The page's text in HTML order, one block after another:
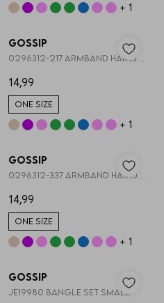
+ 1
1/2
Nieuw
Gossip
14,99
+ 1
ONE SIZE
1/2
Nieuw
Gossip
14,99
+ 1
ONE SIZE
1/2
Gossip
JE19980 BANGLE SET SMALL